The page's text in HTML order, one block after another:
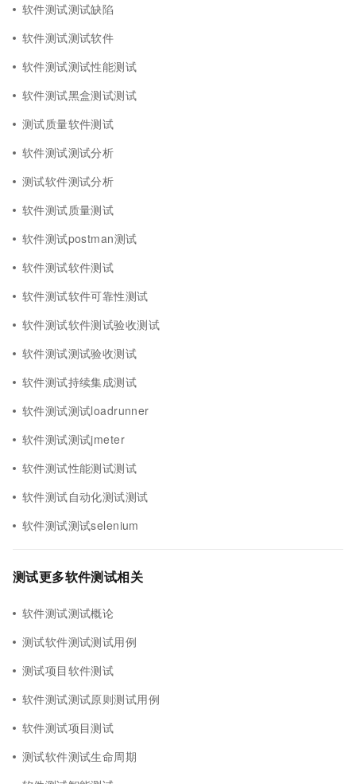
软件测试测试缺陷
软件测试测试软件
软件测试测试性能测试
软件测试黑盒测试测试
测试质量软件测试
软件测试测试分析
测试软件测试分析
软件测试质量测试
软件测试postman测试
软件测试软件测试
软件测试软件可靠性测试
软件测试软件测试验收测试
软件测试测试验收测试
软件测试持续集成测试
软件测试测试loadrunner
软件测试测试jmeter
软件测试性能测试测试
软件测试自动化测试测试
软件测试测试selenium
测试更多软件测试相关
软件测试测试概论
测试软件测试测试用例
测试项目软件测试
软件测试测试原则测试用例
软件测试项目测试
测试软件测试生命周期